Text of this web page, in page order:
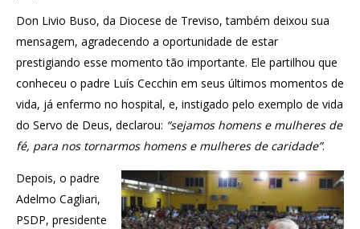
Don Livio Buso, da Diocese de Treviso, também deixou sua
mensagem, agradecendo a oportunidade de estar
prestigiando esse momento tão importante. Ele partilhou que
conheceu o padre Luís Cecchin em seus últimos momentos de
vida, já enfermo no hospital, e, instigado pelo exemplo de vida
do Servo de Deus, declarou: “sejamos homens e mulheres de
fé, para nos tornarmos homens e mulheres de caridade”.
Depois, o padre
Adelmo Cagliari,
PSDP, presidente